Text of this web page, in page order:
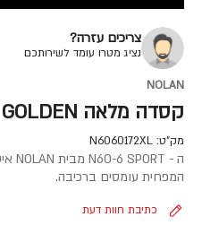
צריכים עזרה?
נציג מטרו עומד לשירותכם
NOLAN
קסדה מלאה N60.6 SPORT GOLDEN מבית NOLAN
מק"ט: N6060172XL
המפחית עומסים ברכיבה.
כתיבת חוות דעת